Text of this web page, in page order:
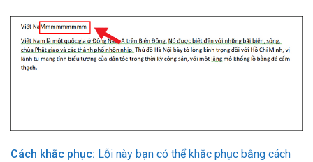
Cách khắc phục: Lỗi này bạn có thể khắc phục bằng cách